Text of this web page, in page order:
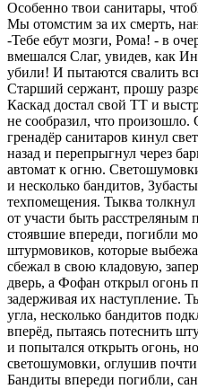
Особенно твои санитары,
Мы отомстим за их смерть,
-Тебе ебут мозги, Рома! - в
вмешался Слаг, увидев, как
убили! И пытаются свалить
Старший сержант, прошу
Каскад достал свой ТТ и
не сообразил, что произошло.
гренадёр санитаров кинул
назад и перепрыгнул через
автомат к огню.
и несколько бандитов,
техпомещения. Тыква
от участи быть расстреляным
стоявшие впереди, погибли
штурмовиков, которые
сбежал в свою кладовую,
дверь, а Фофан открыл
задерживая их наступление.
угла, несколько бандитов
вперёд, пытаясь потеснить
и попытался открыть огонь,
светошумовки, оглушив
Бандиты впереди погибли,